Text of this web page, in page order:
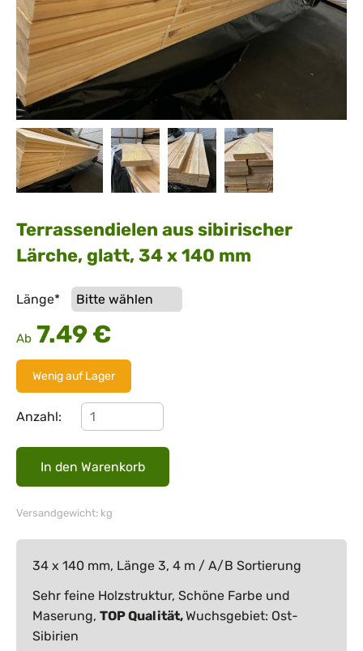
Terrassendielen aus sibirischer
Lärche, glatt, 34 x 140 mm
Pflichtfeld
Länge*
Ab 7.49€
Wenig auf Lager
Anzahl:
Versandgewicht: kg
34 x 140 mm, Länge 3, 4 m / A/B Sortierung
Sehr feine Holzstruktur, Schöne Farbe und
Maserung, TOP Qualität,Wuchsgebiet: Ost-
Sibirien